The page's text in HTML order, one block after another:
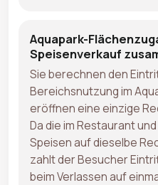
Aquapark-
Speisenverkauf
Sie berechnen den
Bereichsnutzung im
eröffnen eine einzige
Da die im Restaurant
Speisen auf dieselbe
zahlt der Besucher
beim Verlassen auf